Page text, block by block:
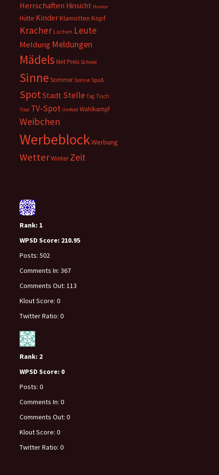
Herrschaften Hinsicht Humor
Hütte KinderKlamotten Kopf
Kracher Lachen Leute
Meldung Meldungen
Mädels NetPreis Schnee
Sinne Sommer Sonne Spaß
SpotStadt Stelle Tag Tisch
Titel TV-Spot Umfeld Wahlkampf
Weibchen
WerbeblockWerbung
WetterWinter Zeit
Rank: 1
WPSD Score: 210.95
Posts: 502
Comments In: 367
Comments Out: 113
Klout Score: 0
Twitter Ratio: 0
Rank: 2
WPSD Score: 0
Posts: 0
Comments In: 0
Comments Out: 0
Klout Score: 0
Twitter Ratio: 0